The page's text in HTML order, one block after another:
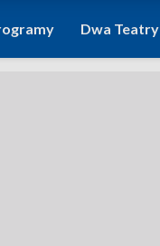
Dwa Teatry